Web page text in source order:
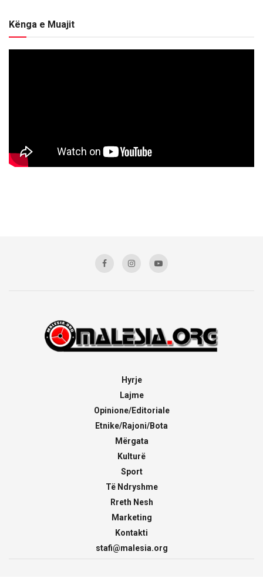
Kënga e Muajit
Hyrje
Lajme
Opinione/Editoriale
Etnike/Rajoni/Bota
Mërgata
Kulturë
Sport
Të Ndryshme
Rreth Nesh
Marketing
Kontakti
stafi@malesia.org